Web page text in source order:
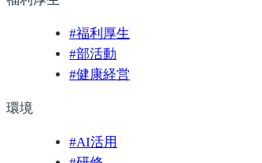
#福利厚生
#部活動
#健康経営
環境
#AI活用